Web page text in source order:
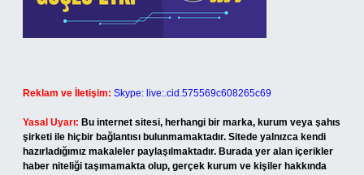
Reklam ve İletişim: Skype: live:.cid.575569c608265c69
Yasal Uyarı: Bu internet sitesi, herhangi bir marka, kurum veya şahıs
şirketi ile hiçbir bağlantısı bulunmamaktadır. Sitede yalnızca kendi
hazırladığımız makaleler paylaşılmaktadır. Burada yer alan içerikler
haber niteliği taşımamakta olup, gerçek kurum ve kişiler hakkında